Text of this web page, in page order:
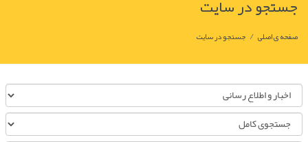
جستجو در سایت
صفحه ی اصلی/ جستجو در سایت